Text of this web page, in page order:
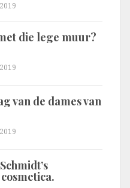
die lege muur?
van de dames van